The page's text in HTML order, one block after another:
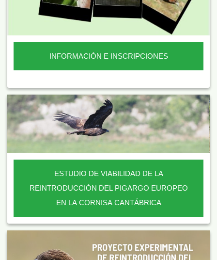
INFORMACIÓN E INSCRIPCIONES
ESTUDIO DE VIABILIDAD DE LA
REINTRODUCCIÓN DEL PIGARGO EUROPEO
EN LA CORNISA CANTÁBRICA